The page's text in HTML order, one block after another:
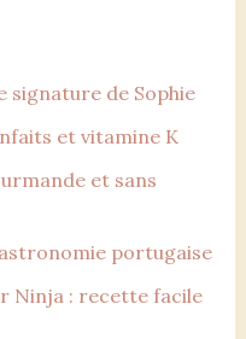
de Sophie
et vitamine K
et sans
portugaise
Ninja : recette facile